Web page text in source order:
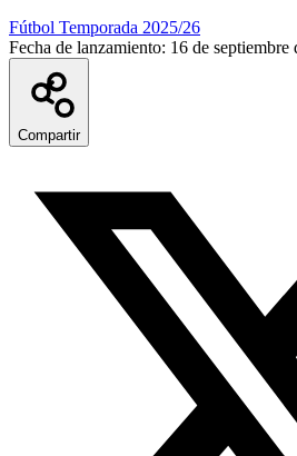
Fútbol Temporada 2025/26
Fecha de lanzamiento: 16 de septiembre
Compartir